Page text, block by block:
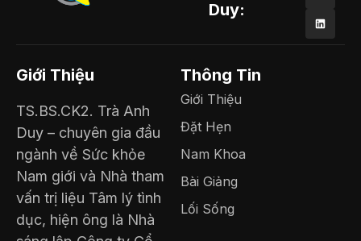
Duy:
Giới Thiệu
TS.BS.CK2. Trà Anh
Duy – chuyên gia đầu
ngành về Sức khỏe
Nam giới và Nhà tham
vấn trị liệu Tâm lý tình
dục, hiện ông là Nhà
Thông Tin
Giới Thiệu
Đặt Hẹn
Nam Khoa
Bài Giảng
Lối Sống